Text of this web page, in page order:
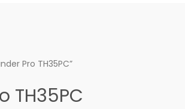
Pro TH35PC”
TH35PC